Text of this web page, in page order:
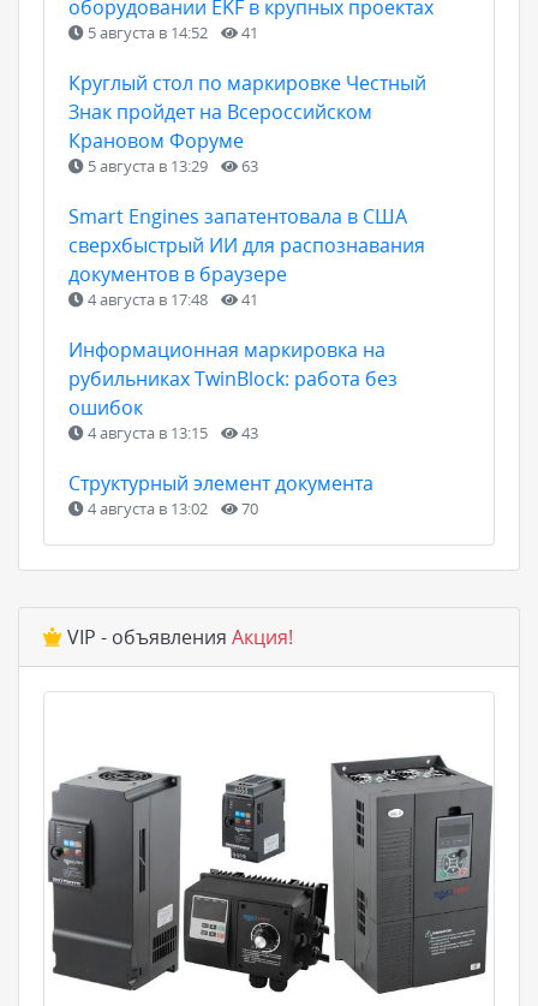
оборудовании EKF в крупных проектах
5 августа в 14:52 41
Круглый стол по маркировке Честный
Знак пройдет на Всероссийском
Крановом Форуме
5 августа в 13:29 63
Smart Engines запатентовала в США
сверхбыстрый ИИ для распознавания
документов в браузере
4 августа в 17:48 41
Информационная маркировка на
рубильниках TwinBlock: работа без
ошибок
4 августа в 13:15 43
Структурный элемент документа
4 августа в 13:02 70
VIP - объявления Акция!